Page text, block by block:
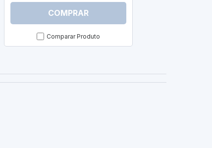
COMPRAR
Comparar Produto